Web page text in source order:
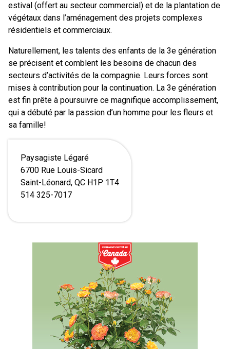
estival (offert au secteur commercial) et de la plantation de
végétaux dans l’aménagement des projets complexes
résidentiels et commerciaux.
Naturellement, les talents des enfants de la 3e génération
se précisent et comblent les besoins de chacun des
secteurs d’activités de la compagnie. Leurs forces sont
mises à contribution pour la continuation. La 3e génération
est fin prête à poursuivre ce magnifique accomplissement,
qui a débuté par la passion d’un homme pour les fleurs et
sa famille!
Paysagiste Légaré
6700 Rue Louis-Sicard
Saint-Léonard, QC H1P 1T4
514 325-7017